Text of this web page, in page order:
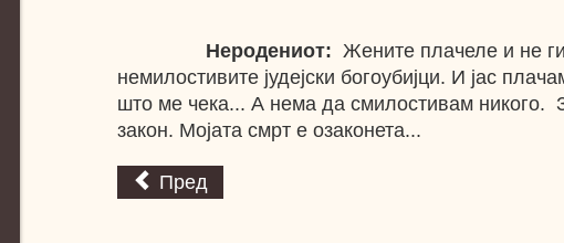
Неродениот: Жените плачеле и не
немилостивите јудејски богоубијци. И јас
што ме чека... А нема да смилостивам никого.
закон. Мојата смрт е озаконета...
Пред